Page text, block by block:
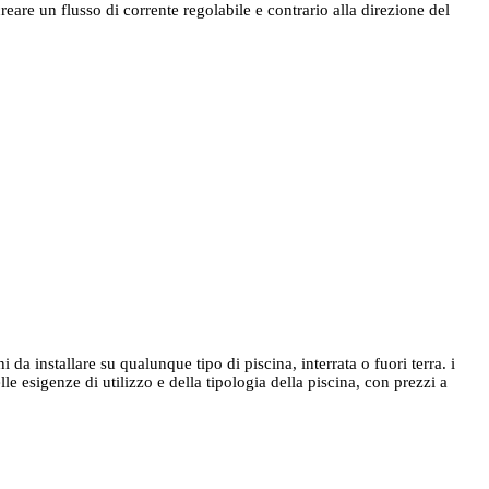
un flusso di corrente regolabile e contrario alla direzione del
installare su qualunque tipo di piscina, interrata o fuori terra. i
esigenze di utilizzo e della tipologia della piscina, con prezzi a